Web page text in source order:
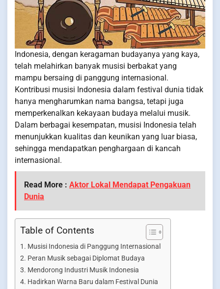
Indonesia, dengan keragaman budayanya yang kaya,
telah melahirkan banyak musisi berbakat yang
mampu bersaing di panggung internasional.
Kontribusi musisi Indonesia dalam festival dunia tidak
hanya mengharumkan nama bangsa, tetapi juga
memperkenalkan kekayaan budaya melalui musik.
Dalam berbagai kesempatan, musisi Indonesia telah
menunjukkan kualitas dan keunikan yang luar biasa,
sehingga mendapatkan penghargaan di kancah
internasional.
Read More : Aktor Lokal Mendapat Pengakuan
Dunia
Table of Contents
Musisi Indonesia di Panggung Internasional
Peran Musik sebagai Diplomat Budaya
Mendorong Industri Musik Indonesia
Hadirkan Warna Baru dalam Festival Dunia